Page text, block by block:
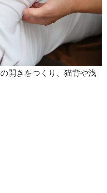
の開きをつくり、猫背や浅